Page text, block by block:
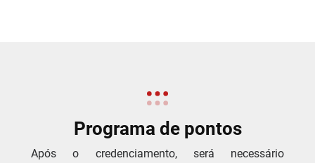
Programa de pontos
Após o credenciamento, será necessário